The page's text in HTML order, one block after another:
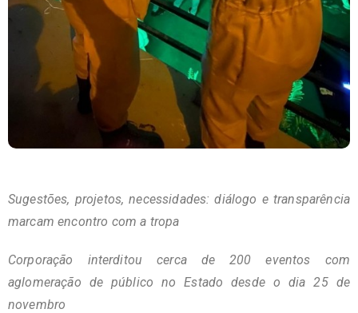
Sugestões, projetos, necessidades: diálogo e transparência
marcam encontro com a tropa
Corporação interditou cerca de 200 eventos com
aglomeração de público no Estado desde o dia 25 de
novembro